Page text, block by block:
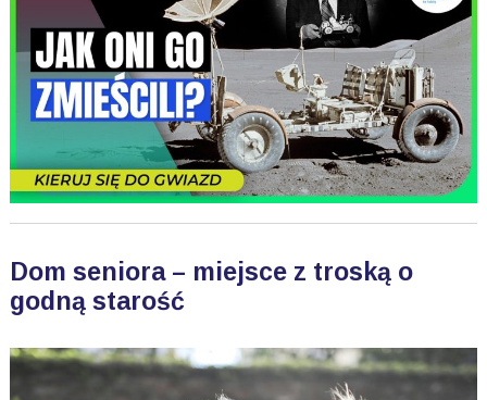
Dom seniora – miejsce z troską o
godną starość